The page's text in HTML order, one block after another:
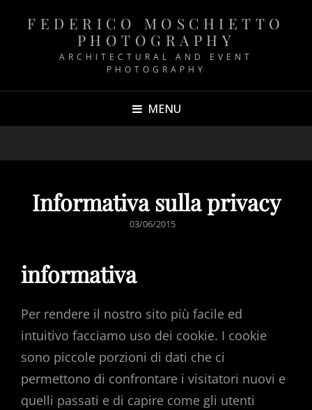
FEDERICO MOSCHIETTO
PHOTOGRAPHY
ARCHITECTURAL AND EVENT
PHOTOGRAPHY
MENU
Informativa sulla privacy
POSTED
03/06/2015
informativa
Per rendere il nostro sito più facile ed
intuitivo facciamo uso dei cookie. I cookie
sono piccole porzioni di dati che ci
permettono di confrontare i visitatori nuovi e
quelli passati e di capire come gli utenti